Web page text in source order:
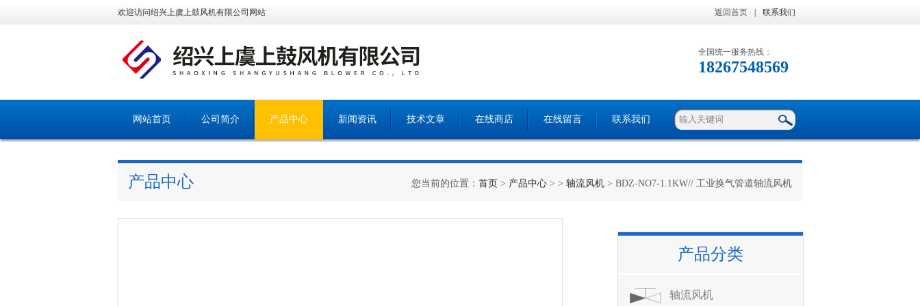
欢迎访问绍兴上虞上鼓风机有限公司网站 返回首页 联系我们
全国统一服务热线：
18267548569
网站首页 公司简介 产品中心 新闻资讯 技术文章 在线商店 在线留言 联系我们
产品中心 您当前的位置： 首页 > 产品中心 > > 轴流风机 > BDZ-NO7-1.1KW// 工业换气管道轴流风机
产品分类
轴流风机